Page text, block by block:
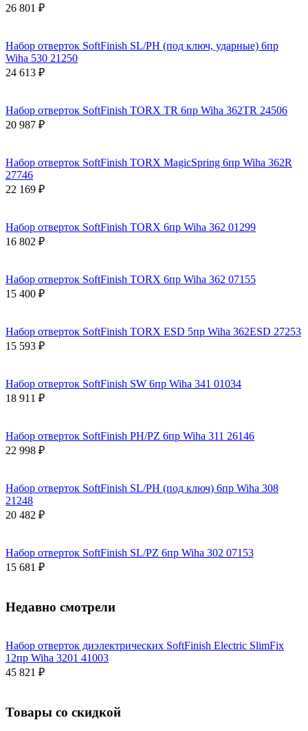
26 801 ₽
Набор отверток SoftFinish SL/PH (под ключ, ударные) 6пр
Wiha 530 21250
24 613 ₽
Набор отверток SoftFinish TORX TR 6пр Wiha 362TR 24506
20 987 ₽
Набор отверток SoftFinish TORX MagicSpring 6пр Wiha 362R
27746
22 169 ₽
Набор отверток SoftFinish TORX 6пр Wiha 362 01299
16 802 ₽
Набор отверток SoftFinish TORX 6пр Wiha 362 07155
15 400 ₽
Набор отверток SoftFinish TORX ESD 5пр Wiha 362ESD 27253
15 593 ₽
Набор отверток SoftFinish SW 6пр Wiha 341 01034
18 911 ₽
Набор отверток SoftFinish PH/PZ 6пр Wiha 311 26146
22 998 ₽
Набор отверток SoftFinish SL/PH (под ключ) 6пр Wiha 308
21248
20 482 ₽
Набор отверток SoftFinish SL/PZ 6пр Wiha 302 07153
15 681 ₽
Недавно смотрели
Набор отверток диэлектрических SoftFinish Electric SlimFix
12пр Wiha 3201 41003
45 821 ₽
Товары со скидкой